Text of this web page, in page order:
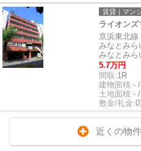
賃貸｜マン
ライオン
京浜東北線
みなとみら
みなとみら
5.7万円
間取:1R
建物面積:-
土地面積:-
敷金/礼金:0
近くの物